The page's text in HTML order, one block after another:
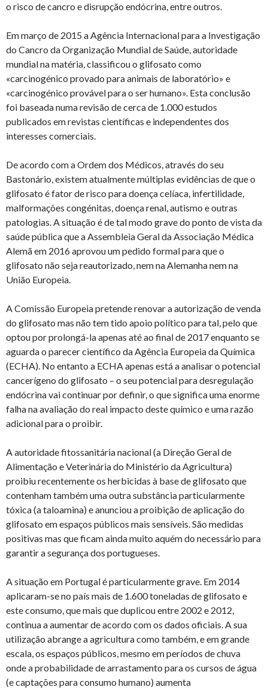
o risco de cancro e disrupção endócrina, entre outros.
Em março de 2015 a Agência Internacional para a Investigação
do Cancro da Organização Mundial de Saúde, autoridade
mundial na matéria, classificou o glifosato como
«carcinogénico provado para animais de laboratório» e
«carcinogénico provável para o ser humano». Esta conclusão
foi baseada numa revisão de cerca de 1.000 estudos
publicados em revistas científicas e independentes dos
interesses comerciais.
De acordo com a Ordem dos Médicos, através do seu
Bastonário, existem atualmente múltiplas evidências de que o
glifosato é fator de risco para doença celíaca, infertilidade,
malformações congénitas, doença renal, autismo e outras
patologias. A situação é de tal modo grave do ponto de vista da
saúde pública que a Assembleia Geral da Associação Médica
Alemã em 2016 aprovou um pedido formal para que o
glifosato não seja reautorizado, nem na Alemanha nem na
União Europeia.
A Comissão Europeia pretende renovar a autorização de venda
do glifosato mas não tem tido apoio político para tal, pelo que
optou por prolongá-la apenas até ao final de 2017 enquanto se
aguarda o parecer científico da Agência Europeia da Química
(ECHA). No entanto a ECHA apenas está a analisar o potencial
cancerígeno do glifosato – o seu potencial para desregulação
endócrina vai continuar por definir, o que significa uma enorme
falha na avaliação do real impacto deste químico e uma razão
adicional para o proibir.
A autoridade fitossanitária nacional (a Direção Geral de
Alimentação e Veterinária do Ministério da Agricultura)
proibiu recentemente os herbicidas à base de glifosato que
contenham também uma outra substância particularmente
tóxica (a taloamina) e anunciou a proibição de aplicação do
glifosato em espaços públicos mais sensíveis. São medidas
positivas mas que ficam ainda muito aquém do necessário para
garantir a segurança dos portugueses.
A situação em Portugal é particularmente grave. Em 2014
aplicaram-se no país mais de 1.600 toneladas de glifosato e
este consumo, que mais que duplicou entre 2002 e 2012,
continua a aumentar de acordo com os dados oficiais. A sua
utilização abrange a agricultura como também, e em grande
escala, os espaços públicos, mesmo em períodos de chuva
onde a probabilidade de arrastamento para os cursos de água
(e captações para consumo humano) aumenta